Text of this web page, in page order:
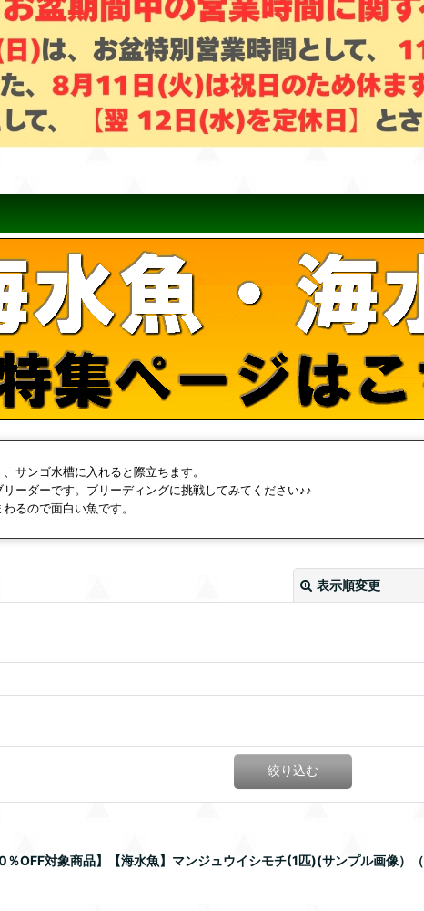
サンゴ水槽に入れると際立ちます。
ーダーです。ブリーディングに挑戦してみてください♪♪
るので面白い魚です。
表示順変更
絞り込む
％OFF対象商品】【海水魚】マンジュウイシモチ(1匹)(サンプル画像）